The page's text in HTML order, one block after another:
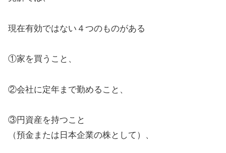
現在有効ではない４つのものがある
①家を買うこと、
②会社に定年まで勤めること、
③円資産を持つこと
（預金または日本企業の株として）、